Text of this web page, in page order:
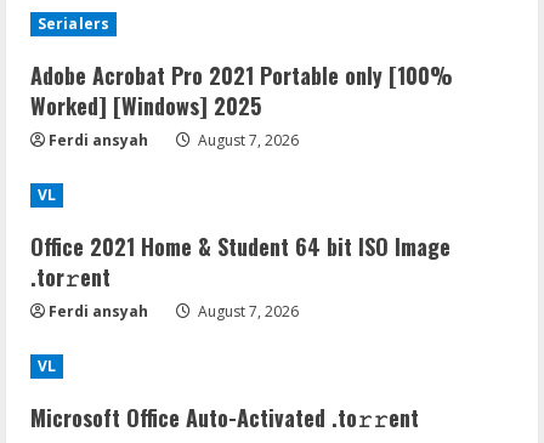
Serialers
Adobe Acrobat Pro 2021 Portable only [100%
Worked] [Windows] 2025
Ferdi ansyah August 7, 2026
VL
Office 2021 Home & Student 64 bit ISO Image
.tоr𝚛еnt
Ferdi ansyah August 7, 2026
VL
Microsoft Office Auto-Activated .tо𝚛𝚛еnt